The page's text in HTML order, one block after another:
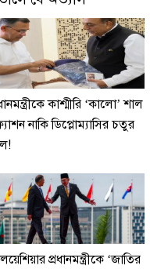
কাশ্মীরি ‘কালো’ শাল
নাকি ডিপ্লোম্যাসির চতুর
প্রধানমন্ত্রীকে ‘জাতির